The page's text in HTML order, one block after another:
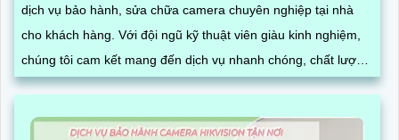
dịch vụ bảo hành, sửa chữa camera chuyên nghiệp tại nhà
cho khách hàng. Với đội ngũ kỹ thuật viên giàu kinh nghiệm,
chúng tôi cam kết mang đến dịch vụ nhanh chóng, chất lượng
và hiệu quả